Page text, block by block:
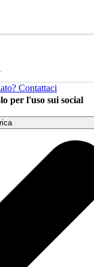
Contattaci
per l'uso sui social